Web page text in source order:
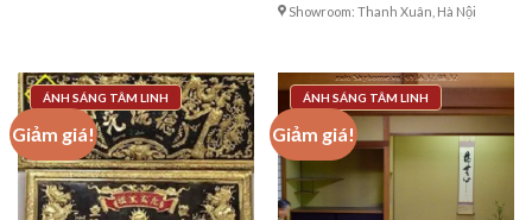
Showroom: Thanh Xuân, Hà Nội
Giảm giá!
ÁNH SÁNG TÂM LINH
Giảm giá!
ÁNH SÁNG TÂM LINH